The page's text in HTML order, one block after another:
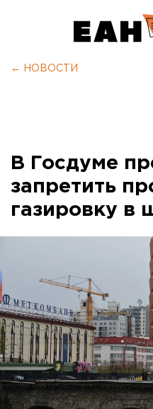
← НОВОСТИ
В Госдуме
запретить
газировку в